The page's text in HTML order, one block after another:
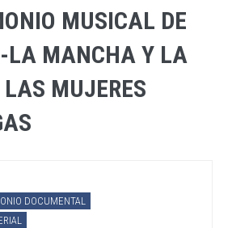
MUSICAL DE
LA MANCHA Y LA
MUJERES
DOCUMENTAL